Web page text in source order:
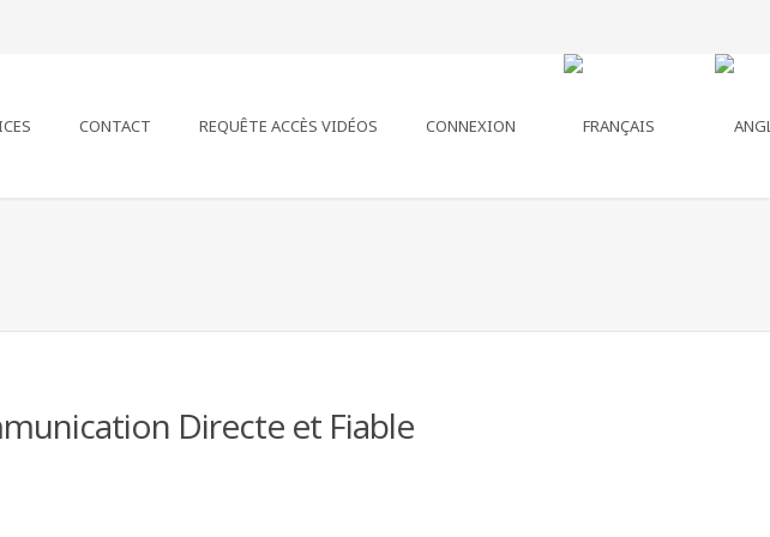
CONTACT REQUÊTE ACCÈS VIDÉOS CONNEXION
Directe et Fiable